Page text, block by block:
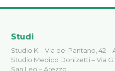
Studi
Studio K – Via del Pantano, 42 –
Studio Medico Donizetti – Via G.
San Leo – Arezzo